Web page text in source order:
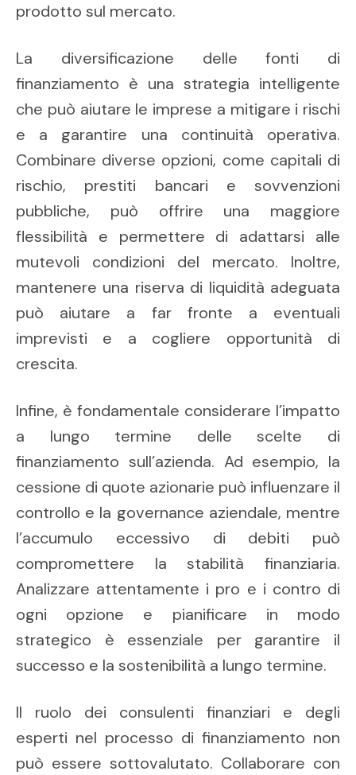
prodotto sul mercato.
La diversificazione delle fonti di
finanziamento è una strategia intelligente
che può aiutare le imprese a mitigare i rischi
e a garantire una continuità operativa.
Combinare diverse opzioni, come capitali di
rischio, prestiti bancari e sovvenzioni
pubbliche, può offrire una maggiore
flessibilità e permettere di adattarsi alle
mutevoli condizioni del mercato. Inoltre,
mantenere una riserva di liquidità adeguata
può aiutare a far fronte a eventuali
imprevisti e a cogliere opportunità di
crescita.
Infine, è fondamentale considerare l’impatto
a lungo termine delle scelte di
finanziamento sull’azienda. Ad esempio, la
cessione di quote azionarie può influenzare il
controllo e la governance aziendale, mentre
l’accumulo eccessivo di debiti può
compromettere la stabilità finanziaria.
Analizzare attentamente i pro e i contro di
ogni opzione e pianificare in modo
strategico è essenziale per garantire il
successo e la sostenibilità a lungo termine.
Il ruolo dei consulenti finanziari e degli
esperti nel processo di finanziamento non
può essere sottovalutato. Collaborare con